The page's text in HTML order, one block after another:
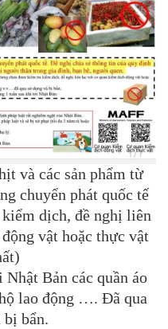
và các sản phẩm từ
chuyển phát quốc tế
dịch, đề nghị liên
vật hoặc thực vật
Bản các quần áo
lao động …. Đã qua
bị bẩn.